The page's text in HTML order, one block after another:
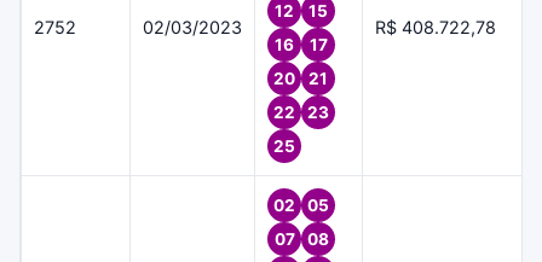
2752 02/03/2023
12
15
16
17
20
21
22
23
25
R$ 408.722,78
02
05
07
08